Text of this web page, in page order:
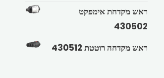
ראש מקדחת אימפקט
430502
ראש מקדחה רוטטת 430512